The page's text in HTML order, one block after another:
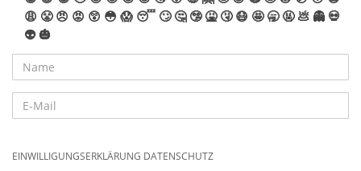
😩 😤 😠 😡 😲 😳 😱 😴 🙄 🤔 🤥 🤮 🤧 😷 🤩 🥱 🤬 💩 👻 💀
👽 🎃
EINWILLIGUNGSERKLÄRUNG DATENSCHUTZ